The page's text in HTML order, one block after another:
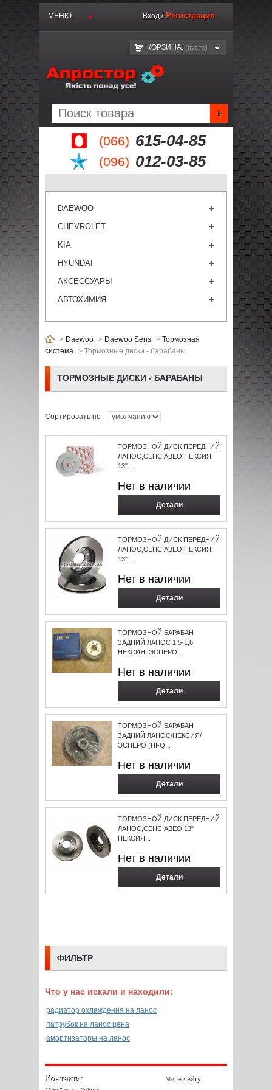
(066) 615-04-85
(096) 012-03-85
МЕНЮ Вход / Регистрация
КОРЗИНА: (пустo)
DAEWOO
CHEVROLET
KIA
HYUNDAI
АКСЕССУАРЫ
АВТОХИМИЯ
> Daewoo > Daewoo Sens > Тормозная
система > Тормозные диски - барабаны
ТОРМОЗНЫЕ ДИСКИ - БАРАБАНЫ
Сортировать по
ТОРМОЗНОЙ ДИСК ПЕРЕДНИЙ
ЛАНОС,СЕНС,АВЕО,НЕКСИЯ
13"...
Нет в наличии
Детали
ТОРМОЗНОЙ ДИСК ПЕРЕДНИЙ
ЛАНОС,СЕНС,АВЕО,НЕКСИЯ
13"...
Нет в наличии
Детали
ТОРМОЗНОЙ БАРАБАН
ЗАДНИЙ ЛАНОС 1,5-1,6,
НЕКСИЯ, ЭСПЕРО,...
Нет в наличии
Детали
ТОРМОЗНОЙ БАРАБАН
ЗАДНИЙ ЛАНОС/НЕКСИЯ/
ЭСПЕРО (HI-Q...
Нет в наличии
Детали
ТОРМОЗНОЙ ДИСК ПЕРЕДНИЙ
ЛАНОС,СЕНС,АВЕО 13"
НЕКСИЯ...
Нет в наличии
Детали
ФИЛЬТР
Что у нас искали и находили:
радиатор охлаждения на ланос
патрубок на ланос цена
амортизаторы на ланос
Контакти: Мапа сайту